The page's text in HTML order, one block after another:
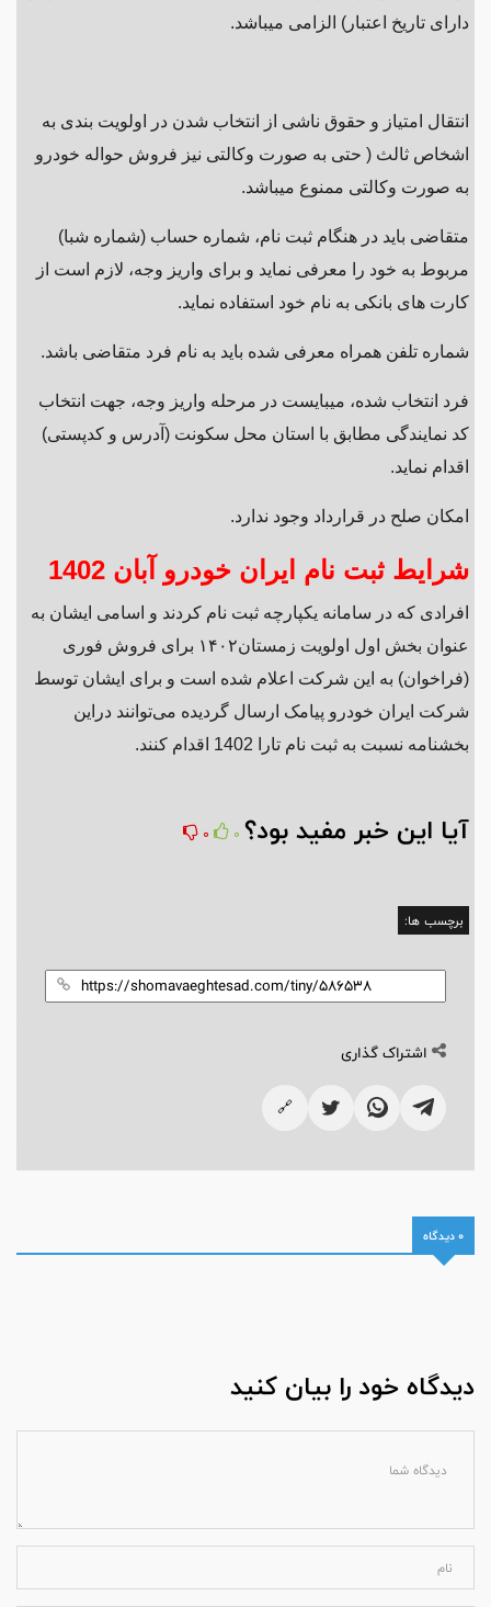
دارای تاریخ اعتبار) الزامی میباشد.
انتقال امتیاز و حقوق ناشی از انتخاب شدن در اولویت بندی به
اشخاص ثالث ( حتی به صورت وکالتی نیز فروش حواله خودرو
به صورت وکالتی ممنوع میباشد.
متقاضی باید در هنگام ثبت نام، شماره حساب (شماره شبا)
مربوط به خود را معرفی نماید و برای واریز وجه، لازم است از
کارت های بانکی به نام خود استفاده نماید.
شماره تلفن همراه معرفی شده باید به نام فرد متقاضی باشد.
فرد انتخاب شده، میبایست در مرحله واریز وجه، جهت انتخاب
کد نمایندگی مطابق با استان محل سکونت (آدرس و کدپستی)
اقدام نماید.
امکان صلح در قرارداد وجود ندارد.
شرایط ثبت نام ایران خودرو آبان 1402
افرادی که در سامانه یکپارچه ثبت نام کردند و اسامی ایشان به
عنوان بخش اول اولویت زمستان۱۴۰۲ برای فروش فوری
(فراخوان) به این شرکت اعلام شده است و برای ایشان توسط
شرکت ایران خودرو پیامک ارسال گردیده می‌توانند دراین
بخشنامه نسبت به ثبت نام تارا 1402 اقدام کنند.
آیا این خبر مفید بود؟ 0
0
برچسب ها:
اشتراک گذاری
🔗
0 دیدگاه
دیدگاه خود را بیان کنید